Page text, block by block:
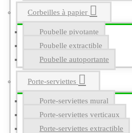
Corbeilles à papier
Poubelle pivotante
Poubelle extractible
Poubelle autoportante
Porte-serviettes
Porte-serviettes mural
Porte-serviettes verticaux
Porte-serviettes extractible